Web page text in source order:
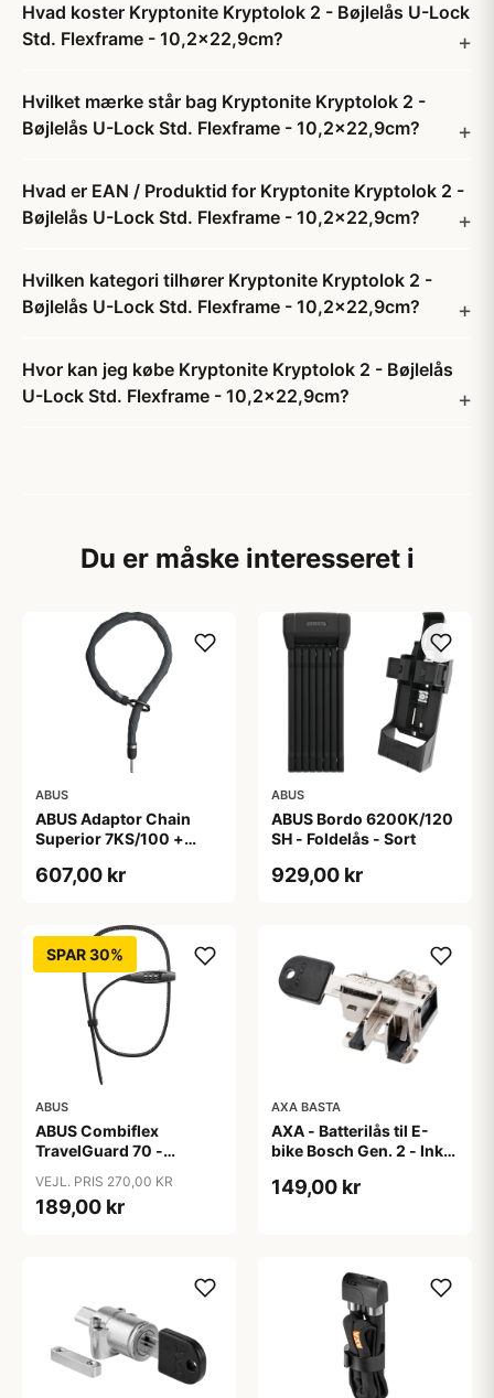
Hvad koster Kryptonite Kryptolok 2 - Bøjlelås U-Lock
Std. Flexframe - 10,2x22,9cm?
Hvilket mærke står bag Kryptonite Kryptolok 2 -
Bøjlelås U-Lock Std. Flexframe - 10,2x22,9cm?
Hvad er EAN / Produktid for Kryptonite Kryptolok 2 -
Bøjlelås U-Lock Std. Flexframe - 10,2x22,9cm?
Hvilken kategori tilhører Kryptonite Kryptolok 2 -
Bøjlelås U-Lock Std. Flexframe - 10,2x22,9cm?
Hvor kan jeg købe Kryptonite Kryptolok 2 - Bøjlelås
U-Lock Std. Flexframe - 10,2x22,9cm?
Du er måske interesseret i
ABUS
ABUS Adaptor Chain
Superior 7KS/100 +
607,00 kr
ABUS
ABUS Bordo 6200K/120
SH - Foldelås - Sort
929,00 kr
SPAR 30%
ABUS
ABUS Combiflex
TravelGuard 70 -
VEJL. PRIS 270,00 KR
189,00 kr
AXA BASTA
AXA - Batterilås til E-
bike Bosch Gen. 2 - Inkl.
149,00 kr